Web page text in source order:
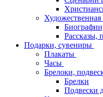
Художественная
Рассказы,
Подарки, сувениры
Плакаты
Часы
Брелоки,
Брелки
Подвески